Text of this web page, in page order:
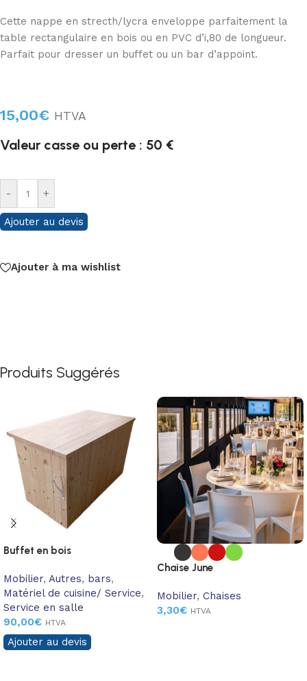
Cette nappe en strecth/lycra enveloppe parfaitement la
table rectangulaire en bois ou en PVC d’i,80 de longueur.
Parfait pour dresser un buffet ou un bar d’appoint.
15,00€ HTVA
Valeur casse ou perte : 50 €
- +
Ajouter au devis
Ajouter à ma wishlist
Produits Suggérés
Buffet en bois
Mobilier, Autres, bars,
Matériel de cuisine/ Service,
Service en salle
90,00€ HTVA
Ajouter au devis
Chaise June
Mobilier, Chaises
3,30€ HTVA